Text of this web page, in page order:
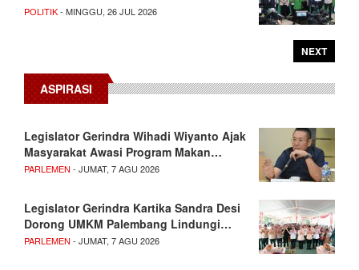
POLITIK- MINGGU, 26 JUL 2026
NEXT
ASPIRASI
Legislator Gerindra Wihadi Wiyanto Ajak
Masyarakat Awasi Program Makan…
PARLEMEN - JUMAT, 7 AGU 2026
Legislator Gerindra Kartika Sandra Desi
Dorong UMKM Palembang Lindungi…
PARLEMEN - JUMAT, 7 AGU 2026